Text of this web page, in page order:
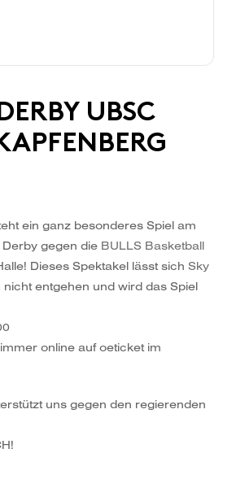
UBSC
ein ganz besonderes Spiel am
gegen die BULLS Basketball
Dieses Spektakel lässt sich Sky
nicht entgehen und wird das Spiel
online auf oeticket im
uns gegen den regierenden